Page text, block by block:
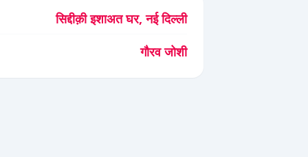
सिद्दीक़ी इशाअत घर, नई दिल्ली
गौरव जोशी